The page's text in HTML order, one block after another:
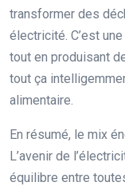
transformer des
électricité. C’est
tout en produisant
tout ça
alimentaire.
En résumé, le mix
L’avenir de
équilibre entre